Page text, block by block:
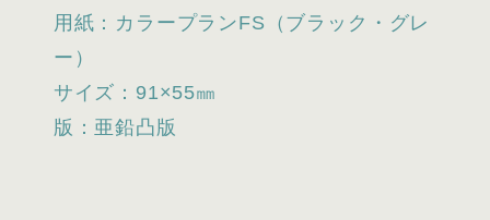
用紙：カラープランFS（ブラック・グレ
ー）
サイズ：91×55㎜
版：亜鉛凸版